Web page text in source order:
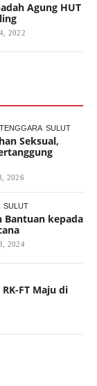
Agung HUT
2022
SULUT
Seksual,
2026
SULUT
Bantuan kepada
2024
FT Maju di